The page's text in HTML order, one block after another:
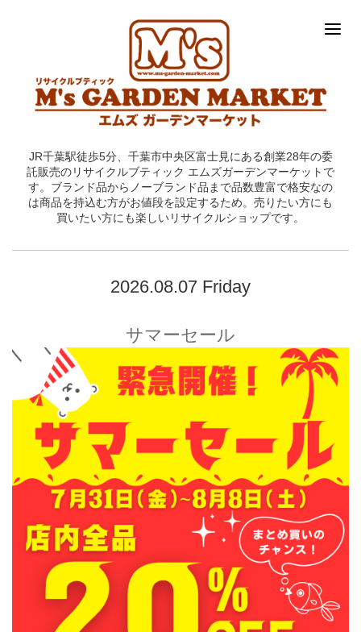
JR千葉駅徒歩5分、千葉市中央区富士見にある創業28年の委
託販売のリサイクルブティック エムズガーデンマーケットで
す。ブランド品からノーブランド品まで品数豊富で格安なの
は商品を持込む方がお値段を設定するため。売りたい方にも
買いたい方にも楽しいリサイクルショップです。
2026.08.07 Friday
サマーセール